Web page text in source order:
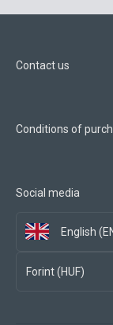
Contact us
Conditions of
Social media
English
Forint (HUF)